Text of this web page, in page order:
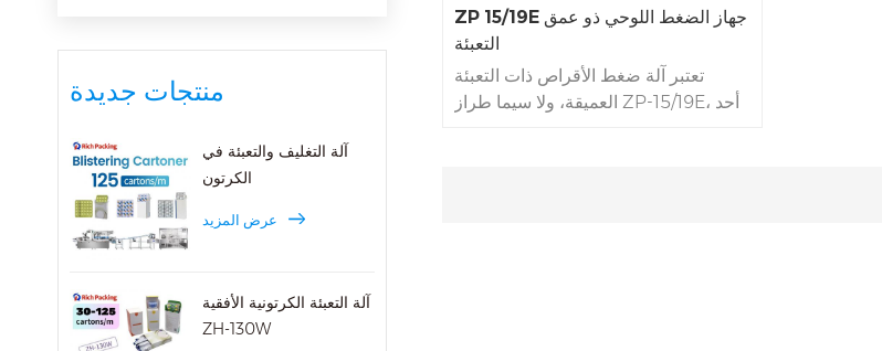
منتجات جديدة
آلة التغليف والتعبئة في
الكرتون
عرض المزيد
آلة التعبئة الكرتونية الأفقية
ZH-130W
ZP 15/19E جهاز الضغط اللوحي ذو عمق
التعبئة
تعتبر آلة ضغط الأقراص ذات التعبئة
العميقة، ولا سيما طراز ZP-15/19E، أحد